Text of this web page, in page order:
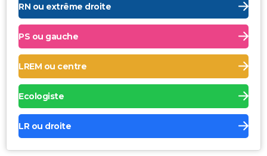
RN ou extrême droite
PS ou gauche
LREM ou centre
Ecologiste
LR ou droite